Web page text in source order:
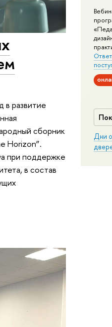
Дни
развитие
сборник
Horizon”.
при поддержке
в состав